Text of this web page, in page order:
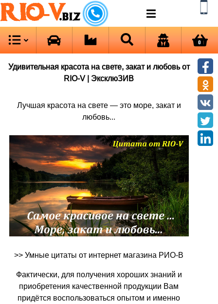
RIO-V.biz
0
Удивительная красота на свете, закат и любовь от
RIO-V | ЭксклюЗИВ
Лучшая красота на свете — это море, закат и
любовь...
>> Умные цитаты от интернет магазина РИО-В
Фактически, для получения хороших знаний и
приобретения качественной продукции Вам
придётся воспользоваться опытом и именно